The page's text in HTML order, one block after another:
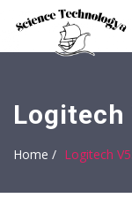
Home / Logitech